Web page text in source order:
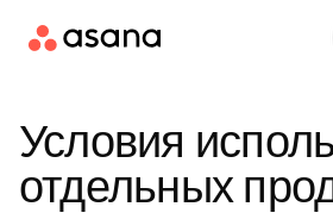
Условия
отдельных